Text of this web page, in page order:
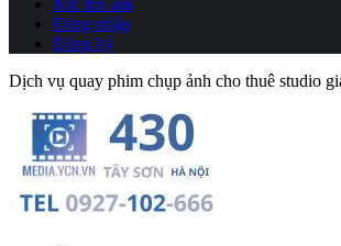
Mic thu âm
Đăng nhập
Đăng ký
Dịch vụ quay phim chụp ảnh cho thuê studio